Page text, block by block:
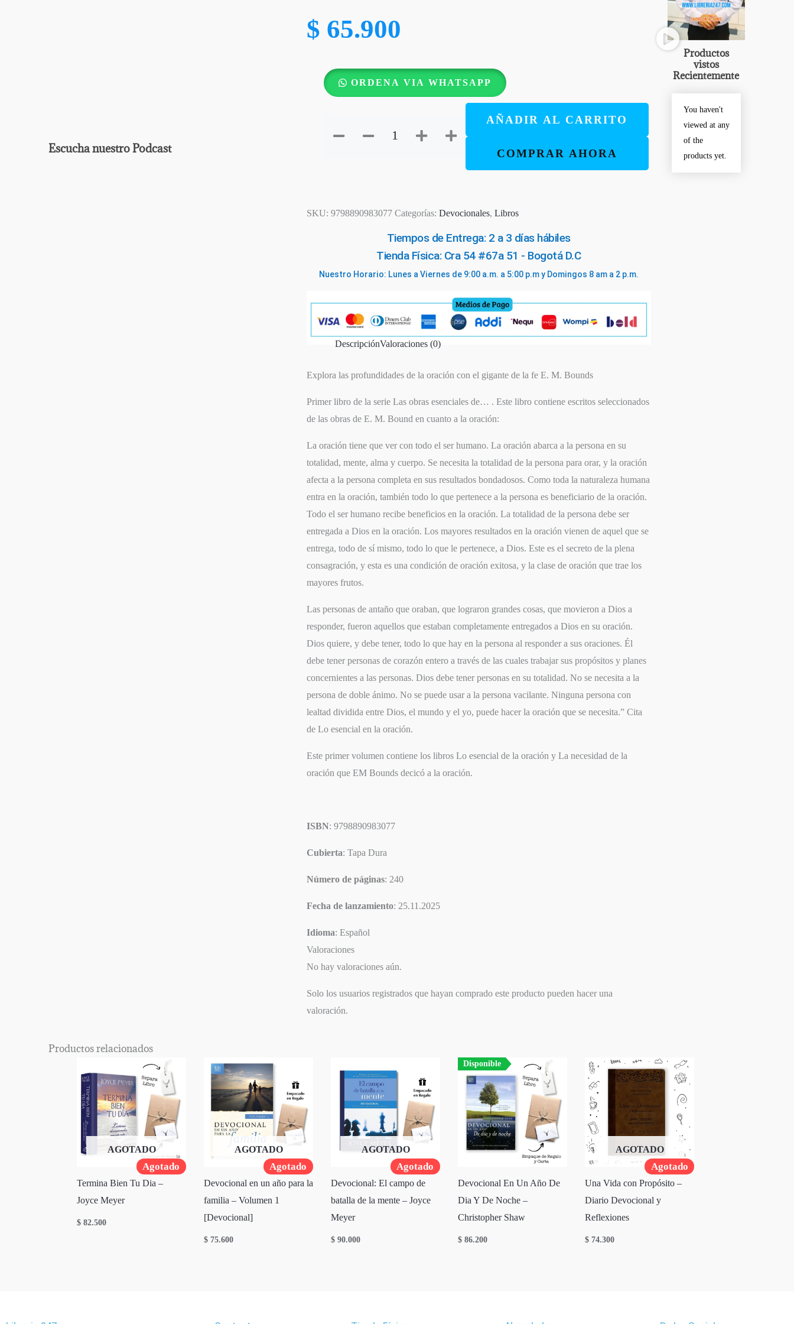
Escucha nuestro Podcast
SIGUIENTE
$ 65.900
ORDENA VIA WHATSAPP
Obras
Esenciales
Bounds
cantidad
AÑADIR AL CARRITO
COMPRAR AHORA
SKU:9798890983077 Categorías:Devocionales,Libros
Tiempos de Entrega: 2 a 3 días hábiles
Tienda Física: Cra 54 #67a 51 - Bogotá D.C
Nuestro Horario: Lunes a Viernes de 9:00 a.m. a 5:00 p.m y Domingos 8 am a 2 p.m.
DescripciónValoraciones (0)
Explora las profundidades de la oración con el gigante de la fe E. M. Bounds
Primer libro de la serieLas obras esenciales de… . Este libro contiene escritos seleccionados
de las obras de E. M. Bound en cuanto a la oración:
La oración tiene que ver con todo el ser humano. La oración abarca a la persona en su
totalidad, mente, alma y cuerpo. Se necesita la totalidad de la persona para orar, y la oración
afecta a la persona completa en sus resultados bondadosos. Como toda la naturaleza humana
entra en la oración, también todo lo que pertenece a la persona es beneficiario de la oración.
Todo el ser humano recibe beneficios en la oración. La totalidad de la persona debe ser
entregada a Dios en la oración. Los mayores resultados en la oración vienen de aquel que se
entrega, todo de sí mismo, todo lo que le pertenece, a Dios. Este es el secreto de la plena
consagración, y esta es una condición de oración exitosa, y la clase de oración que trae los
mayores frutos.
Las personas de antaño que oraban, que lograron grandes cosas, que movieron a Dios a
responder, fueron aquellos que estaban completamente entregados a Dios en su oración.
Dios quiere, y debe tener, todo lo que hay en la persona al responder a sus oraciones. Él
debe tener personas de corazón entero a través de las cuales trabajar sus propósitos y planes
concernientes a las personas. Dios debe tener personas en su totalidad. No se necesita a la
persona de doble ánimo. No se puede usar a la persona vacilante. Ninguna persona con
lealtad dividida entre Dios, el mundo y el yo, puede hacer la oración que se necesita.” Cita
de Lo esencial en la oración.
Este primer volumen contiene los libros Lo esencial de la oración yLa necesidad de la
oración que EM Bounds decicó a la oración.
ISBN: 9798890983077
Cubierta: Tapa Dura
Número de páginas: 240
Fecha de lanzamiento: 25.11.2025
Idioma: Español
Valoraciones
No hay valoraciones aún.
Solo los usuarios registrados que hayan comprado este producto pueden hacer una
valoración.
Productos
vistos
Recientemente
You haven't
viewed at any
of the
products yet.
Productos relacionados
Agotado
AGOTADO
Termina Bien Tu Dia –
Joyce Meyer
$ 82.500
Agotado
AGOTADO
Devocional en un año para la
familia – Volumen 1
[Devocional]
$ 75.600
Agotado
AGOTADO
Devocional: El campo de
batalla de la mente – Joyce
Meyer
$ 90.000
Disponible
Devocional En Un Año De
Dia Y De Noche –
Christopher Shaw
$ 86.200
Agotado
AGOTADO
Una Vida con Propósito –
Diario Devocional y
Reflexiones
$ 74.300